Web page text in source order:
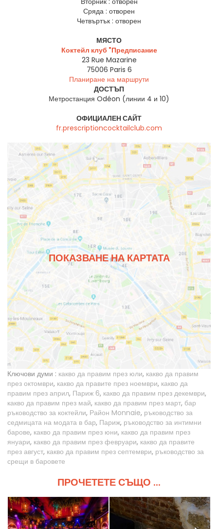
Сряда : отворен
Четвъртък : отворен
МЯСТО
Коктейл клуб "Предписание
23 Rue Mazarine
75006 Paris 6
Планиране на маршрути
ДОСТЪП
Метростанция Odéon (линии 4 и 10)
ОФИЦИАЛЕН САЙТ
fr.prescriptioncocktailclub.com
ПОКАЗВАНЕ НА КАРТАТА
Ключови думи : какво да правим през юли, какво да правим
през октомври, какво да правите през ноември, какво да
правим през април, Париж 6, какво да правим през декември,
какво да правим през май, какво да правим през март, бар
ръководство за коктейли, Район Monnaie, ръководство за
седмицата на модата в бар, Париж, ръководство за интимни
барове, какво да правим през юни, какво да правим през
януари, какво да правим през февруари, какво да правите
през август, какво да правим през септември, ръководство за
срещи в баровете
ПРОЧЕТЕТЕ СЪЩО ...